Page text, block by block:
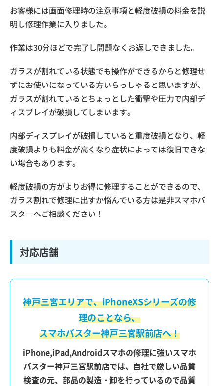
お客様には画面修理時の注意事項と軽度破損の料金を説
明し修理作業に入りました。
作業は30分ほどで完了し問題なくお返しできました。
ガラスが割れている状態でも操作ができるからと修理せ
ずにお使いになっている方いらっしゃると思いますが、
ガラスが割れているとちょっとした衝撃や圧力で内部デ
ィスプレイが破損してしまいます。
内部ディスプレイが破損していると重度破損となり、軽
度破損よりも料金が高くなり症状によっては復旧できな
い場合もあります。
軽度破損の方がよりお得に修理することができるので、
ガラス割れで修理に出すか悩んでいる方は是非スマホバ
スターへご相談ください！
対応店舗
神戸三宮エリアで、iPhoneXSシリーズの修
理のことなら、
スマホバスター神戸三宮駅前店へ！
iPhone,iPad,Androidスマホの修理に強いスマホ
バスター神戸三宮駅前店では、自社で厳しい品質
検査の元、部品の製造・卸を行っているので品質